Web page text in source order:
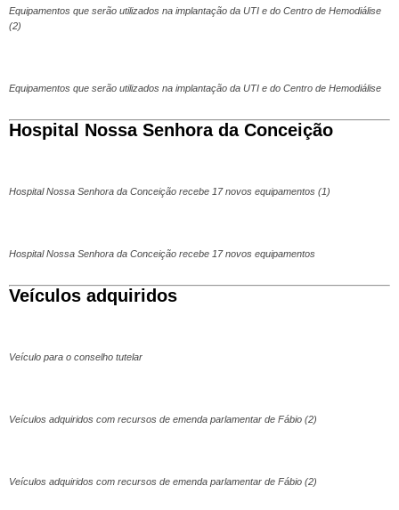
Equipamentos que serão utilizados na implantação da UTI e do Centro de Hemodiálise
(2)
Equipamentos que serão utilizados na implantação da UTI e do Centro de Hemodiálise
Hospital Nossa Senhora da Conceição
Hospital Nossa Senhora da Conceição recebe 17 novos equipamentos (1)
Hospital Nossa Senhora da Conceição recebe 17 novos equipamentos
Veículos adquiridos
Veículo para o conselho tutelar
Veículos adquiridos com recursos de emenda parlamentar de Fábio (2)
Veículos adquiridos com recursos de emenda parlamentar de Fábio (2)